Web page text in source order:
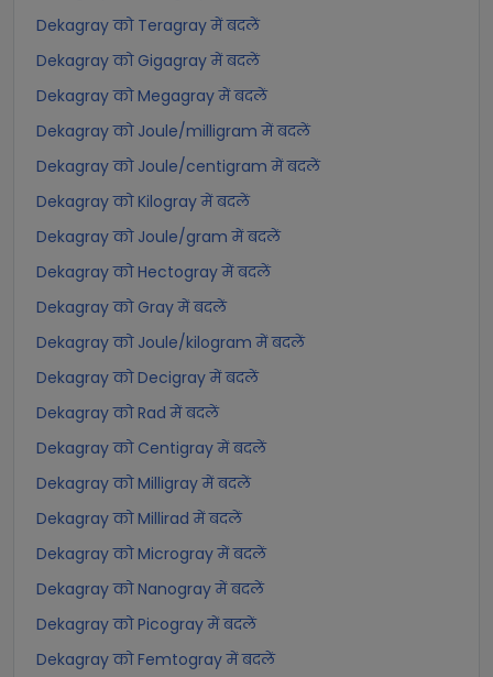
Dekagray को Teragray में बदलें
Dekagray को Gigagray में बदलें
Dekagray को Megagray में बदलें
Dekagray को Joule/milligram में बदलें
Dekagray को Joule/centigram में बदलें
Dekagray को Kilogray में बदलें
Dekagray को Joule/gram में बदलें
Dekagray को Hectogray में बदलें
Dekagray को Gray में बदलें
Dekagray को Joule/kilogram में बदलें
Dekagray को Decigray में बदलें
Dekagray को Rad में बदलें
Dekagray को Centigray में बदलें
Dekagray को Milligray में बदलें
Dekagray को Millirad में बदलें
Dekagray को Microgray में बदलें
Dekagray को Nanogray में बदलें
Dekagray को Picogray में बदलें
Dekagray को Femtogray में बदलें